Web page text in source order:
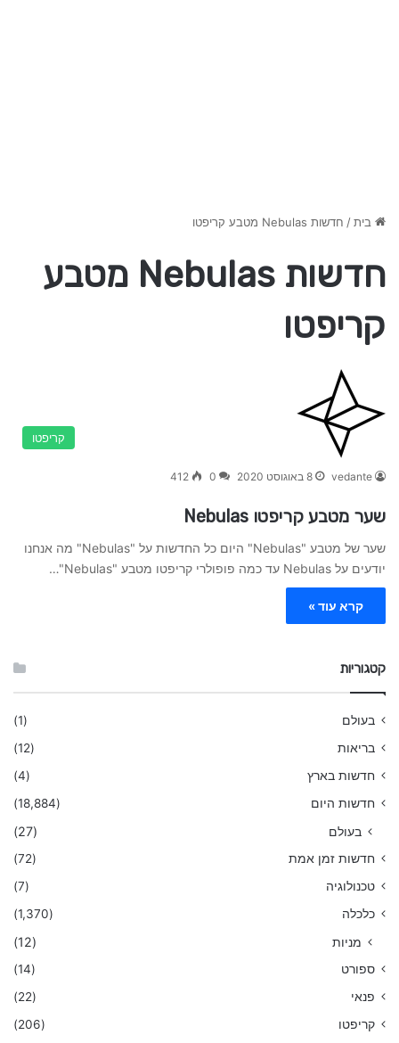
בית/ חדשות Nebulas מטבע קריפטו
חדשות Nebulas מטבע
קריפטו
קריפטו
vedante 8 באוגוסט 2020 0
412
שער מטבע קריפטו Nebulas
שער של מטבע "Nebulas" היום כל החדשות על "Nebulas" מה אנחנו
יודעים על Nebulas עד כמה פופולרי קריפטו מטבע "Nebulas"…
קרא עוד »
קטגוריות
בעולם
(1)
בריאות
(12)
חדשות בארץ
(4)
חדשות היום
(18,884)
בעולם (27)
חדשות זמן אמת
(72)
טכנולוגיה
(7)
כלכלה
(1,370)
מניות (12)
ספורט
(14)
פנאי
(22)
קריפטו
(206)